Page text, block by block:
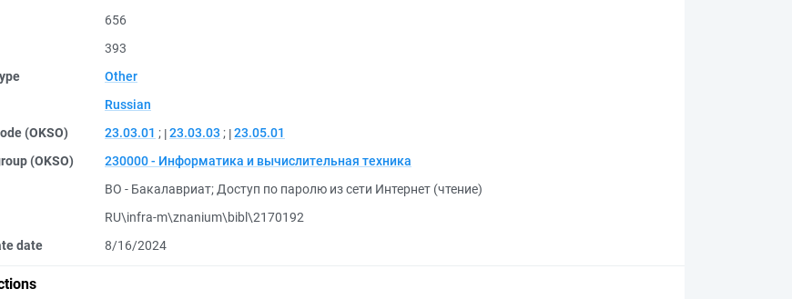
656
393
Other
Russian
(OKSO)
23.03.01 ; 23.03.03 ; 23.05.01
(OKSO)
230000 - Информатика и вычислительная техника
ВО - Бакалавриат; Доступ по паролю из сети Интернет (чтение)
RU\infra-m\znanium\bibl\2170192
date
8/16/2024